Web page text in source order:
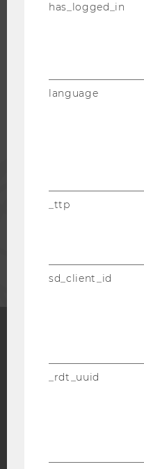
STUDIERENDE
MITARBEITENDE
has_logged_in
language
_ttp
sd_client_id
_rdt_uuid